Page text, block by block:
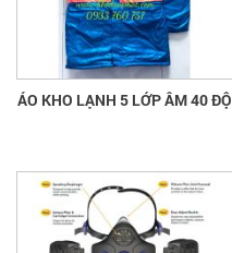
ÁO KHO LẠNH 5 LỚP ÂM 40 ĐỘ